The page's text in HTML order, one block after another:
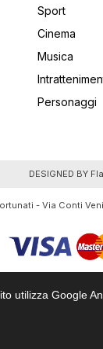
utilizza Google
Sport
Cinema
Musica
Personaggi
DESIGNED BY
- Via Conti